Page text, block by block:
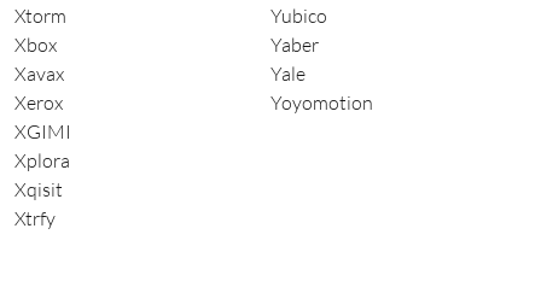
Xtorm
Xbox
Xavax
Xerox
XGIMI
Xplora
Xqisit
Xtrfy
Yubico
Yaber
Yale
Yoyomotion